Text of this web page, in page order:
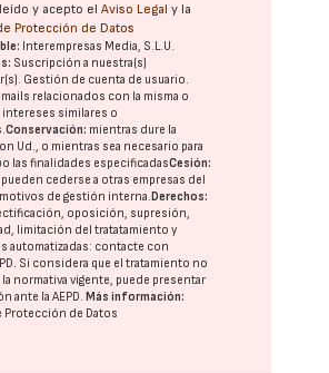
y acepto elAviso Legal y la
Protección de Datos
Interempresas Media, S.L.U.
Suscripción a nuestra(s)
Gestión de cuenta de usuario.
relacionados con la misma o
intereses similares o
Conservación: mientras dure la
Ud., o mientras sea necesario para
las finalidades especificadasCesión:
cederse a otras empresas del
de gestión interna. Derechos:
oposición, supresión,
limitación del tratatamiento y
automatizadas: contacte con
. Si considera que el tratamiento no
la normativa vigente, puede presentar
ante laAEPD. Más información:
Protección de Datos